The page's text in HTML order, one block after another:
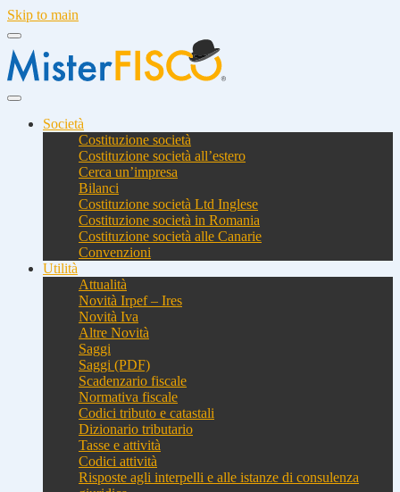
Skip to main
Società
Costituzione società
Costituzione società all’estero
Cerca un’impresa
Bilanci
Costituzione società Ltd Inglese
Costituzione società in Romania
Costituzione società alle Canarie
Convenzioni
Utilità
Attualità
Novità Irpef – Ires
Novità Iva
Altre Novità
Saggi
Saggi (PDF)
Scadenzario fiscale
Normativa fiscale
Codici tributo e catastali
Dizionario tributario
Tasse e attività
Codici attività
Risposte agli interpelli e alle istanze di consulenza